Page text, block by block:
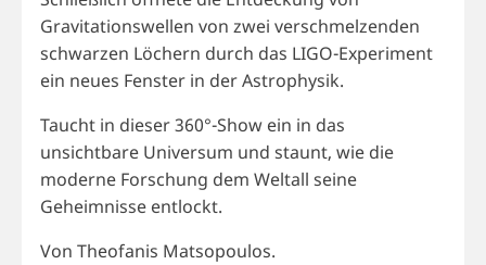
Gravitationswellen von zwei verschmelzenden
schwarzen Löchern durch das LIGO-Experiment
ein neues Fenster in der Astrophysik.
Taucht in dieser 360°-Show ein in das
unsichtbare Universum und staunt, wie die
moderne Forschung dem Weltall seine
Geheimnisse entlockt.
Von Theofanis Matsopoulos.